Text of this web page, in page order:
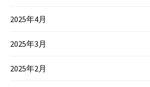
2025年4月
2025年3月
2025年2月